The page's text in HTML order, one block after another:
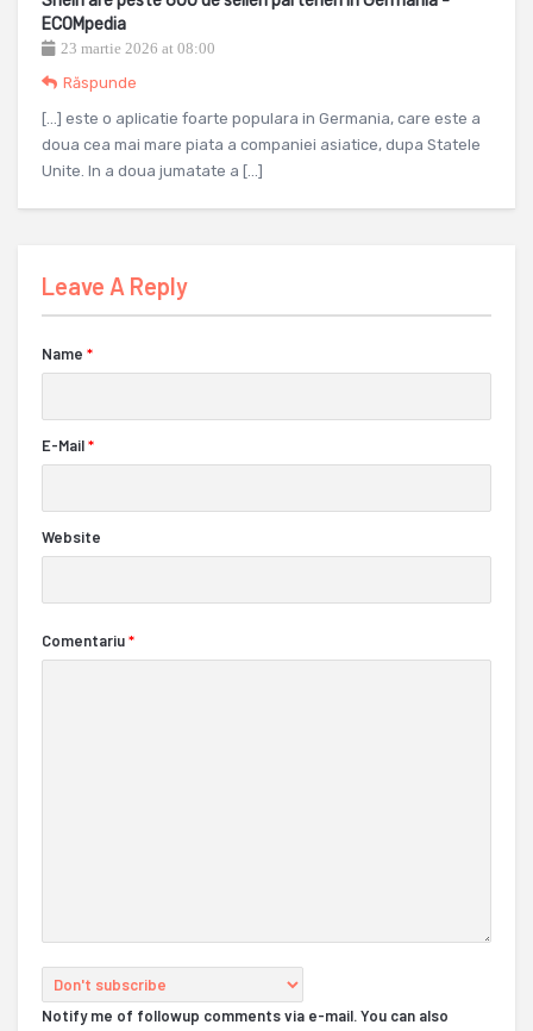
ECOMpedia
23 martie 2026 at 08:00
Răspunde
[…] este o aplicatie foarte populara in Germania, care este a
doua cea mai mare piata a companiei asiatice, dupa Statele
Unite. In a doua jumatate a […]
Leave A Reply
Name *
E-Mail*
Website
Comentariu*
Notify me of followup comments via e-mail. You can also